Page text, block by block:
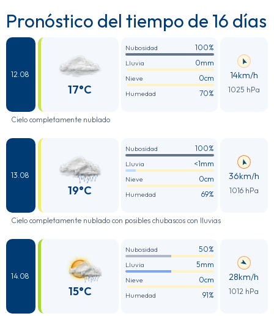
Pronóstico del tiempo de 16 días
12.08
17°C
Nubosidad 100%
Lluvia 0mm
Nieve 0cm
Humedad 70%
14km/h
1025 hPa
Cielo completamente nublado
13.08
19°C
Nubosidad 100%
Lluvia <1mm
Nieve 0cm
Humedad 69%
36km/h
1016 hPa
Cielo completamente nublado con posibles chubascos con lluvias
14.08
15°C
Nubosidad 50%
Lluvia 5mm
Nieve 0cm
Humedad 91%
28km/h
1012 hPa